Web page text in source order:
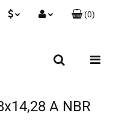
(0)
A NBR